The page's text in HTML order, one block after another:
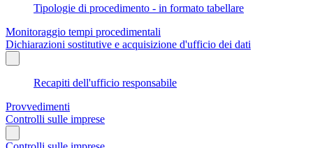
Tipologie di procedimento - in formato tabellare
Monitoraggio tempi procedimentali
Dichiarazioni sostitutive e acquisizione d'ufficio dei dati
Recapiti dell'ufficio responsabile
Provvedimenti
Controlli sulle imprese